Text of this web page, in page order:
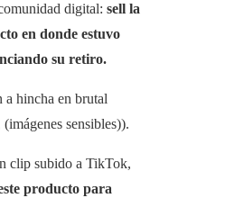
digital: sell la
en donde estuvo
su retiro.
a hincha en brutal
sensibles)).
clip subido a TikTok,
producto para